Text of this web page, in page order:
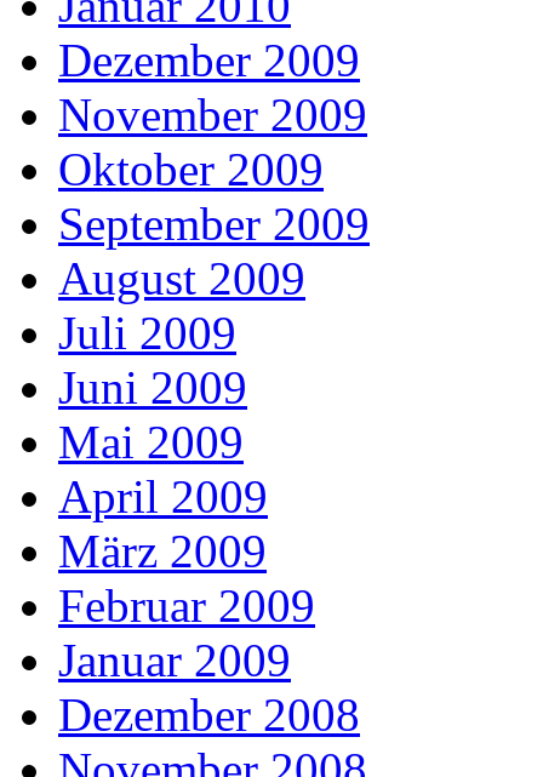
Dezember 2009
November 2009
Oktober 2009
September 2009
August 2009
Juli 2009
Juni 2009
Mai 2009
April 2009
März 2009
Februar 2009
Januar 2009
Dezember 2008